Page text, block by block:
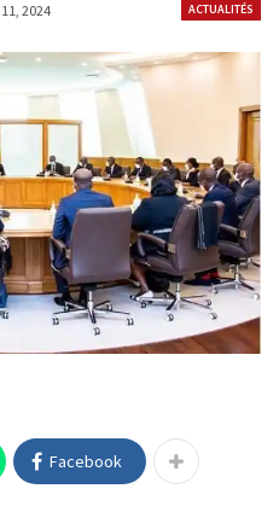
ACTUALITÉS
2024
Facebook